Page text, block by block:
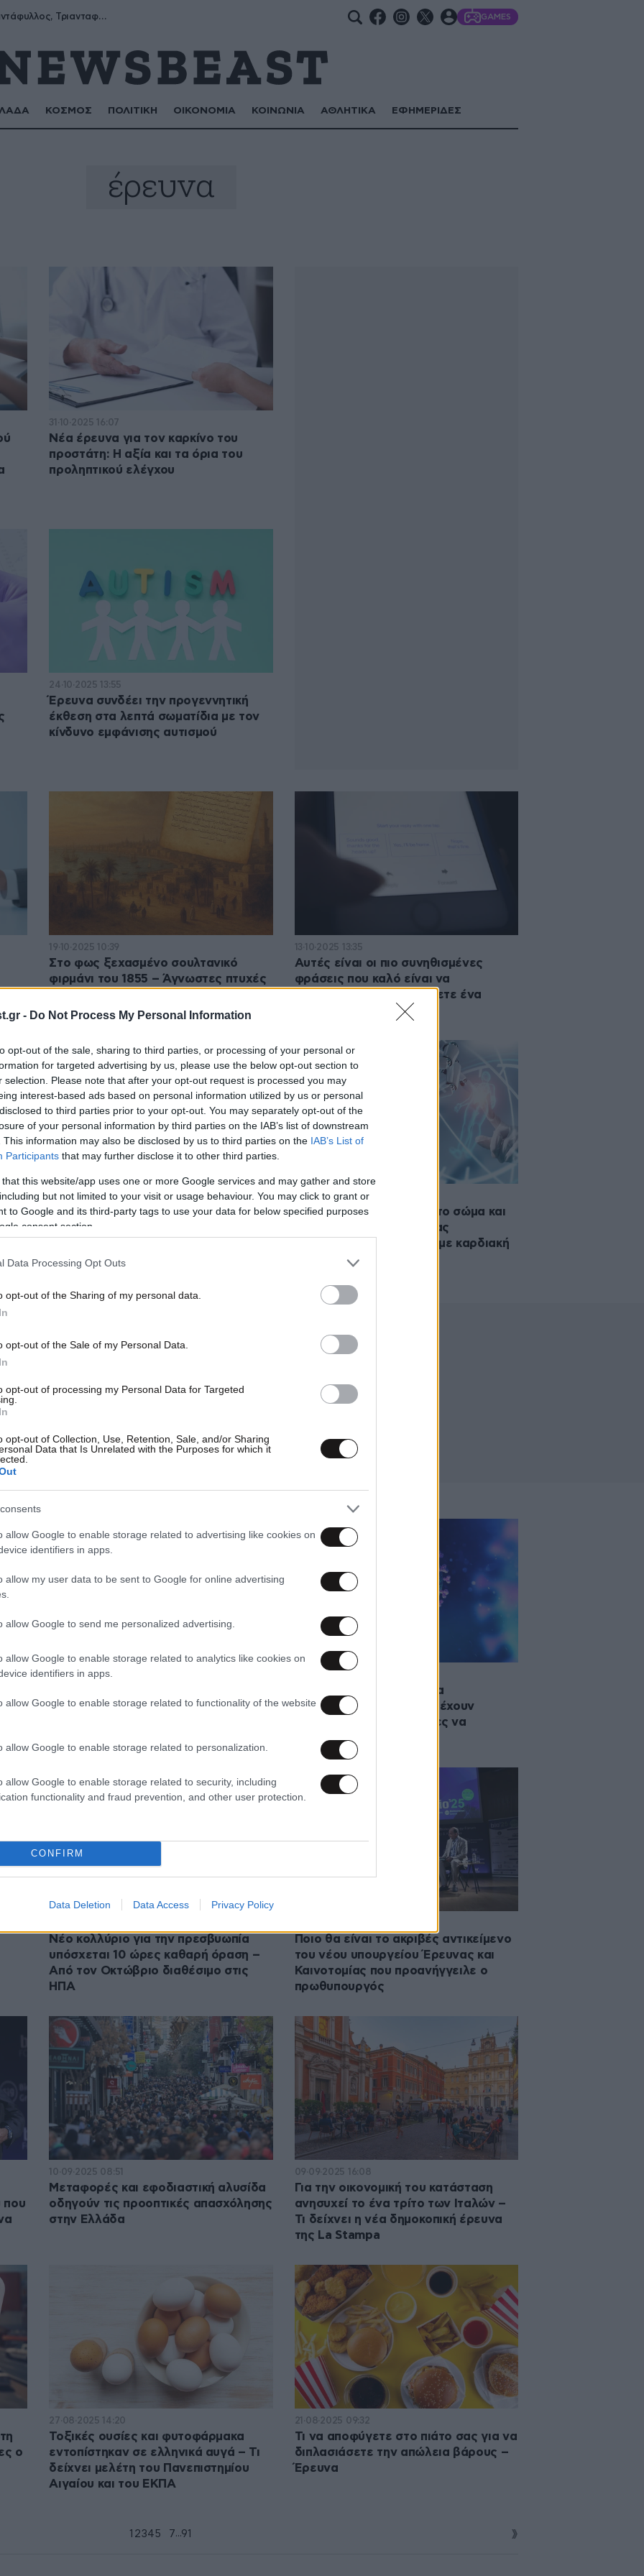
- Do Not Process My Personal Information
opt-out of the sale, sharing to third parties, or processing of your personal or
for targeted advertising by us, please use the below opt-out section to
selection. Please note that after your opt-out request is processed you may
interest-based ads based on personal information utilized by us or personal
to third parties prior to your opt-out. You may separately opt-out of the
of your personal information by third parties on the IAB’s list of downstream
This information may also be disclosed by us to third parties on the IAB’s List of
Participants that may further disclose it to other third parties.
that this website/app uses one or more Google services and may gather and store
but not limited to your visit or usage behaviour. You may click to grant or
to Google and its third-party tags to use your data for below specified purposes
consent section.
Data Processing Opt Outs
opt-out of the Sharing of my personal data.
opt-out of the Sale of my Personal Data.
opt-out of processing my Personal Data for Targeted
opt-out of Collection, Use, Retention, Sale, and/or Sharing
Data that Is Unrelated with the Purposes for which it
allow Google to enable storage related to advertising like cookies on
identifiers in apps.
allow my user data to be sent to Google for online advertising
allow Google to send me personalized advertising.
allow Google to enable storage related to analytics like cookies on
identifiers in apps.
allow Google to enable storage related to functionality of the website
allow Google to enable storage related to personalization.
allow Google to enable storage related to security, including
functionality and fraud prevention, and other user protection.
CONFIRM
Data Deletion Data Access Privacy Policy
Μύρων, Τριαντάφυλλος, Τριανταφυλλιά, Φυλλιώ, Ρόζα GAMES
ΚΟΣΜΟΣ ΠΟΛΙΤΙΚΗ ΟΙΚΟΝΟΜΙΑ ΚΟΙΝΩΝΙΑ ΑΘΛΗΤΙΚΑ ΕΦΗΜΕΡΙΔΕΣ
έρευνα
31·10·2025 16:07
Νέα έρευνα για τον καρκίνο του
προστάτη: Η αξία και τα όρια του
προληπτικού ελέγχου
24·10·2025 13:55
Έρευνα συνδέει την προγεννητική
έκθεση στα λεπτά σωματίδια με τον
κίνδυνο εμφάνισης αυτισμού
19·10·2025 10:39
Στο φως ξεχασμένο σουλτανικό
φιρμάνι του 1855 – Άγνωστες πτυχές
Αλεξάνδρεια του 19ου αιώνα
13·10·2025 13:35
Αυτές είναι οι πιο συνηθισμένες
φράσεις που καλό είναι να
αποφεύγετε, όταν γράφετε ένα
επαγγελματικό email
08·10·2025 16:12
Οι γυναίκες έχουν υψηλότερο
γενετικό κίνδυνο κατάθλιψης
05·10·2025 08:12
Καθρέφτης «σκανάρει» το σώμα και
εμφυτεύσιμος αισθητήρας
παρακολουθεί ασθενείς με καρδιακή
ανεπάρκεια
03·10·2025 11:48
ποτέ στην επίλυση του μυστηρίου της
Νέα επιστημονική έρευνα
αποκαλύπτει ποια άτομα έχουν
μεγαλύτερες πιθανότητες να
εμφανίσουν Long Covid
Νέο κολλύριο για την πρεσβυωπία
υπόσχεται 10 ώρες καθαρή όραση –
Από τον Οκτώβριο διαθέσιμο στις
ΗΠΑ
Ποιο θα είναι το ακριβές αντικείμενο
του νέου υπουργείου Έρευνας και
Καινοτομίας που προανήγγειλε ο
πρωθυπουργός
που
10·09·2025 08:51
Μεταφορές και εφοδιαστική αλυσίδα
οδηγούν τις προοπτικές απασχόλησης
στην Ελλάδα
09·09·2025 16:08
Για την οικονομική του κατάσταση
ανησυχεί το ένα τρίτο των Ιταλών –
Τι δείχνει η νέα δημοκοπική έρευνα
της La Stampa
ο
27·08·2025 14:20
Τοξικές ουσίες και φυτοφάρμακα
εντοπίστηκαν σε ελληνικά αυγά – Τι
δείχνει μελέτη του Πανεπιστημίου
Αιγαίου και του ΕΚΠΑ
21·08·2025 09:32
Τι να αποφύγετε στο πιάτο σας για να
διπλασιάσετε την απώλεια βάρους –
Έρευνα
1 234 5 7...91